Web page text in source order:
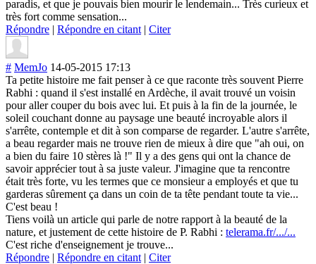
paradis, et que je pouvais bien mourir le lendemain... Très curieux et
très fort comme sensation...
Répondre | Répondre en citant | Citer
# MemJo 14-05-2015 17:13
Ta petite histoire me fait penser à ce que raconte très souvent Pierre
Rabhi : quand il s'est installé en Ardèche, il avait trouvé un voisin
pour aller couper du bois avec lui. Et puis à la fin de la journée, le
soleil couchant donne au paysage une beauté incroyable alors il
s'arrête, contemple et dit à son comparse de regarder. L'autre s'arrête,
a beau regarder mais ne trouve rien de mieux à dire que "ah oui, on
a bien du faire 10 stères là !" Il y a des gens qui ont la chance de
savoir apprécier tout à sa juste valeur. J'imagine que ta rencontre
était très forte, vu les termes que ce monsieur a employés et que tu
garderas sûrement ça dans un coin de ta tête pendant toute ta vie...
C'est beau !
Tiens voilà un article qui parle de notre rapport à la beauté de la
nature, et justement de cette histoire de P. Rabhi : telerama.fr/.../...
C'est riche d'enseignement je trouve...
Répondre | Répondre en citant | Citer